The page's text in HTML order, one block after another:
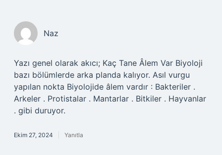
Naz
Yazı genel olarak akıcı; Kaç Tane Âlem Var Biyoloji
bazı bölümlerde arka planda kalıyor. Asıl vurgu
yapılan nokta Biyolojide âlem vardır : Bakteriler .
Arkeler . Protistalar . Mantarlar . Bitkiler . Hayvanlar
. gibi duruyor.
Ekim 27, 2024 Yanıtla